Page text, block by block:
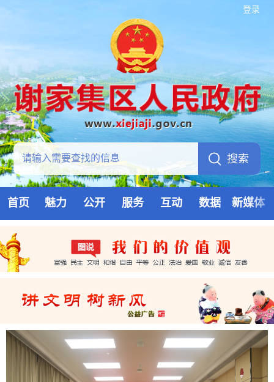
登录
首页 魅力 公开 服务 互动 数据 新媒体